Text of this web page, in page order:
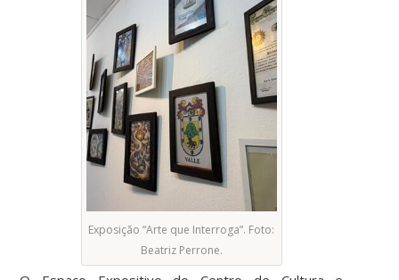
Exposição “Arte que Interroga”. Foto:
Beatriz Perrone.